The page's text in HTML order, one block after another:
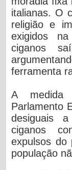
italianas. O
religião e
exigidos
ciganos
ferramenta
A medida
Parlamento
desiguais
ciganos
expulsos do
população